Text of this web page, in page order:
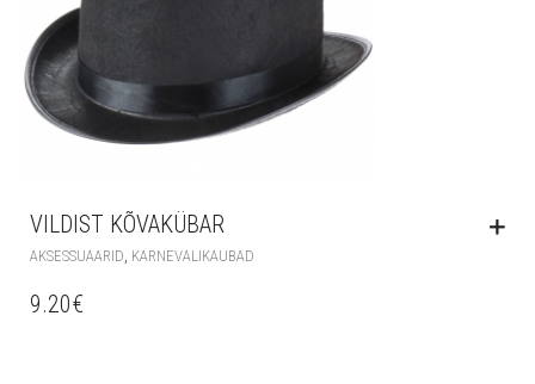
VILDIST KÕVAKÜBAR
AKSESSUAARID KARNEVALIKAUBAD
9.20€